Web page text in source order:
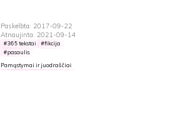
Paskelbta: 2017-09-22
Atnaujinta: 2021-09-14
365 tekstai
fikcija
pasaulis
Pamąstymai ir juodraščiai